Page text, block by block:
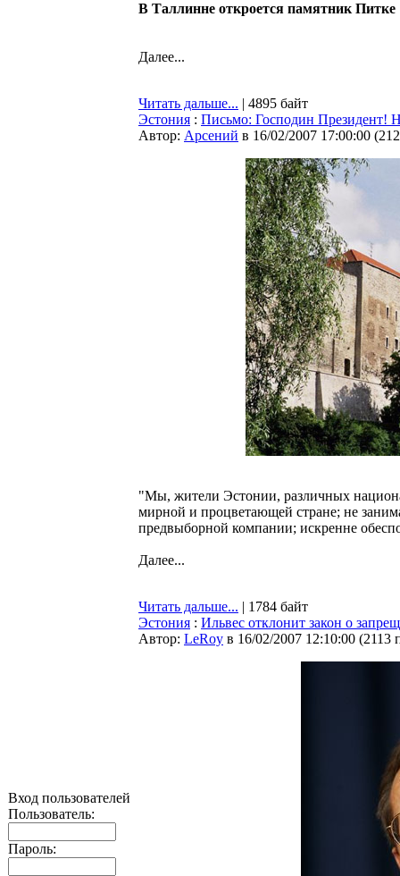
Вход пользователей
Пользователь:
Пароль:
В Таллинне откроется памятник Питке
Далее...
Читать дальше... | 4895 байт
Эстония : Письмо: Господин Президент!
Автор: Арсений в 16/02/2007 17:00:00 (
"Мы, жители Эстонии, различных
мирной и процветающей стране; не
предвыборной компании; искренне
Далее...
Читать дальше... | 1784 байт
Эстония : Ильвес отклонит закон о
Автор: LeRoy в 16/02/2007 12:10:00 (2113